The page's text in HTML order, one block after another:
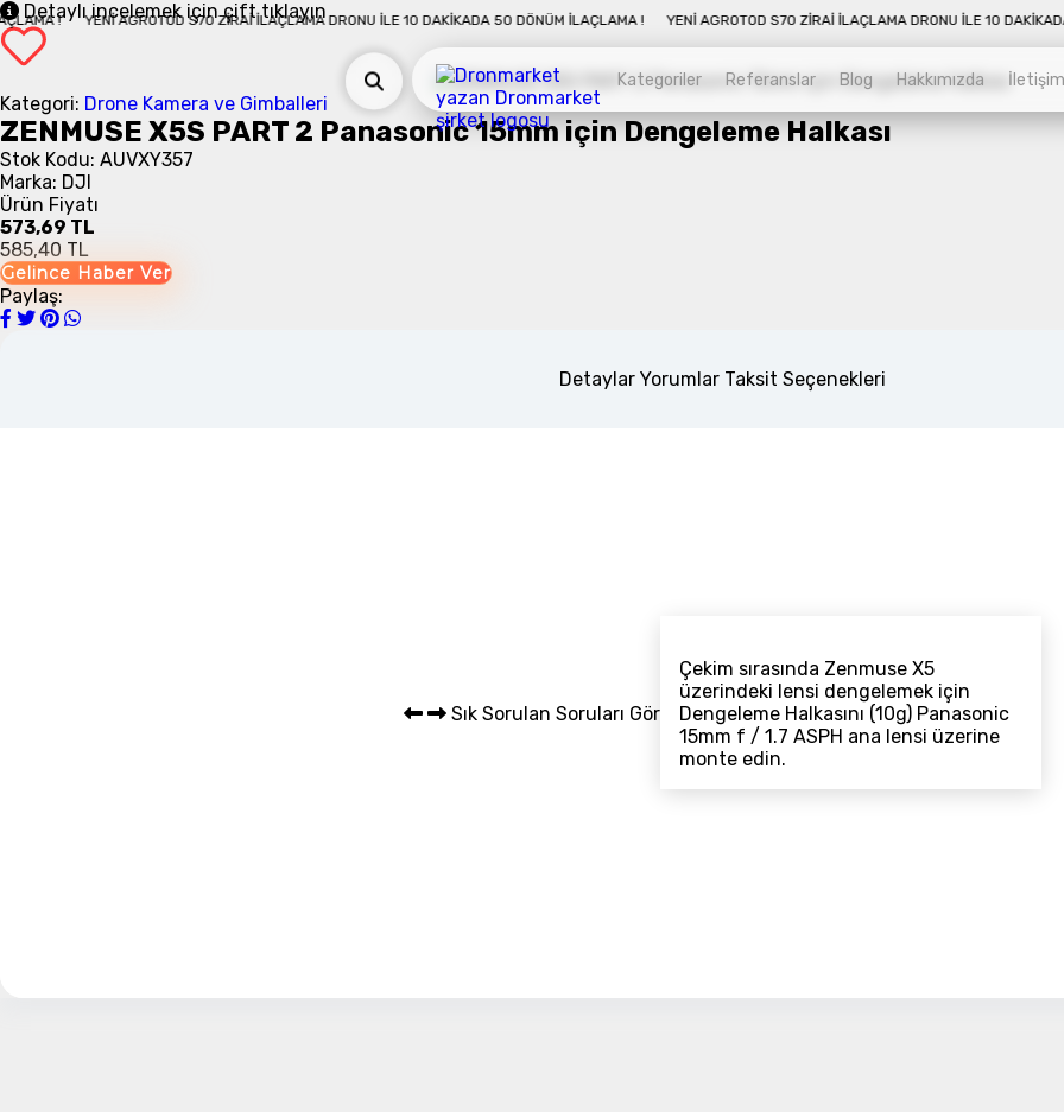
50 DÖNÜM İLAÇLAMA ! YENI AGROTOD S70 ZIRAI İLAÇLAMA DRONU İLE 10 DAKIKADA 50 DÖNÜM İLAÇLAMA ! YENI AGROTOD S70 ZIRAI İLAÇLAMA
Kategoriler Referanslar Blog Hakkımızda İletişim
Detaylı incelemek için çift tıklayın
Kategori: Drone Kamera ve Gimballeri
ZENMUSE X5S PART 2 Panasonic 15mm için Dengeleme Halkası
Stok Kodu: AUVXY357
Marka: DJI
Ürün Fiyatı
573,69 TL
585,40 TL
Gelince Haber Ver
Paylaş:
Detaylar Yorumlar Taksit Seçenekleri
Sık Sorulan Soruları Gör
Çekim sırasında Zenmuse X5
üzerindeki lensi dengelemek için
Dengeleme Halkasını (10g) Panasonic
15mm f / 1.7 ASPH ana lensi üzerine
monte edin.